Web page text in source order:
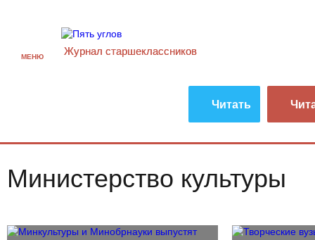
МЕНЮ Журнал старшекласcников
Читать
Министерство культуры